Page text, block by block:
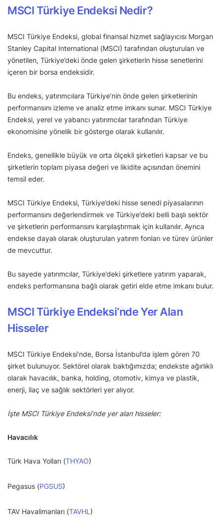
MSCI Türkiye Endeksi Nedir?
MSCI Türkiye Endeksi, global finansal hizmet sağlayıcısı Morgan
Stanley Capital International (MSCI) tarafından oluşturulan ve
yönetilen, Türkiye’deki önde gelen şirketlerin hisse senetlerini
içeren bir borsa endeksidir.
Bu endeks, yatırımcılara Türkiye’nin önde gelen şirketlerinin
performansını izleme ve analiz etme imkanı sunar. MSCI Türkiye
Endeksi, yerel ve yabancı yatırımcılar tarafından Türkiye
ekonomisine yönelik bir gösterge olarak kullanılır.
Endeks, genellikle büyük ve orta ölçekli şirketleri kapsar ve bu
şirketlerin toplam piyasa değeri ve likidite açısından önemini
temsil eder.
MSCI Türkiye Endeksi, Türkiye’deki hisse senedi piyasalarının
performansını değerlendirmek ve Türkiye’deki belli başlı sektör
ve şirketlerin performansını karşılaştırmak için kullanılır. Ayrıca
endekse dayalı olarak oluşturulan yatırım fonları ve türev ürünler
de mevcuttur.
Bu sayede yatırımcılar, Türkiye’deki şirketlere yatırım yaparak,
endeks performansına bağlı olarak getiri elde etme imkanı bulur.
MSCI Türkiye Endeksi’nde Yer Alan
Hisseler
MSCI Türkiye Endeksi’nde, Borsa İstanbul’da işlem gören 70
şirket bulunuyor. Sektörel olarak baktığımızda; endekste ağırlıklı
olarak havacılık, banka, holding, otomotiv, kimya ve plastik,
enerji, ilaç ve sağlık sektörleri yer alıyor.
İşte MSCI Türkiye Endeksi’nde yer alan hisseler:
Havacılık
Türk Hava Yolları (THYAO)
Pegasus (PGSUS)
TAV Havalimanları (TAVHL )